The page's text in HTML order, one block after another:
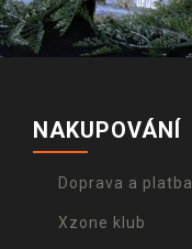
NAKUPOVÁNÍ
Doprava a platba
Xzone klub